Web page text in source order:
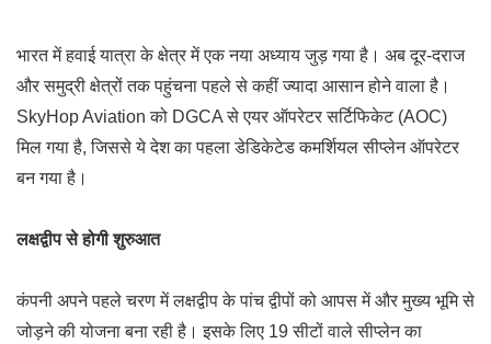
भारत में हवाई यात्रा के क्षेत्र में एक नया अध्याय जुड़ गया है। अब दूर-दराज
और समुद्री क्षेत्रों तक पहुंचना पहले से कहीं ज्यादा आसान होने वाला है।
SkyHop Aviation को DGCAसे एयर ऑपरेटर सर्टिफिकेट (AOC)
मिल गया है, जिससे ये देश का पहला डेडिकेटेड कमर्शियल सीप्लेन ऑपरेटर
बन गया है।
लक्षद्वीप से होगी शुरुआत
कंपनी अपने पहले चरण मेंलक्षद्वीपके पांच द्वीपों को आपस में और मुख्य भूमि से
जोड़ने की योजना बना रही है। इसके लिए 19 सीटों वाले सीप्लेन का